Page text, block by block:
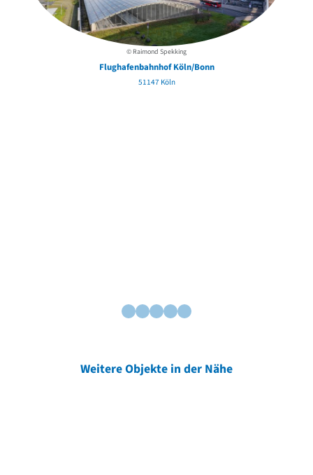
© Raimond Spekking
Flughafenbahnhof Köln/Bonn
51147 Köln
Weitere Objekte in der Nähe